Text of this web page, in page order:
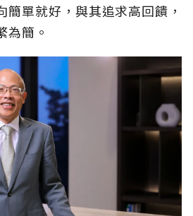
簡單就好，與其追求高回饋，
為簡。